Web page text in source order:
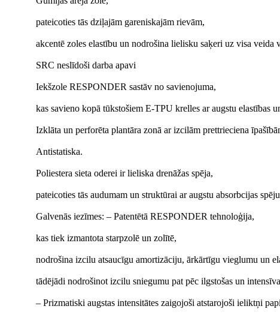
pateicoties tās dziļajām gareniskajām rievām,
akcentē zoles elastību un nodrošina lielisku saķeri uz visa veida
SRC neslīdoši darba apavi
Iekšzole RESPONDER sastāv no savienojuma,
kas savieno kopā tūkstošiem E-TPU krelles ar augstu elastības
Izklāta un perforēta plantāra zonā ar izcilām prettrieciena
Antistatiska.
Poliestera sieta oderei ir lieliska drenāžas spēja,
pateicoties tās audumam un struktūrai ar augstu absorbcijas
Galvenās iezīmes: – Patentētā RESPONDER tehnoloģija,
kas tiek izmantota starpzolē un zolītē,
nodrošina izcilu atsaucīgu amortizāciju, ārkārtīgu vieglumu un
tādējādi nodrošinot izcilu sniegumu pat pēc ilgstošas un
– Prizmatiski augstas intensitātes zaigojoši atstarojoši ieliktņi